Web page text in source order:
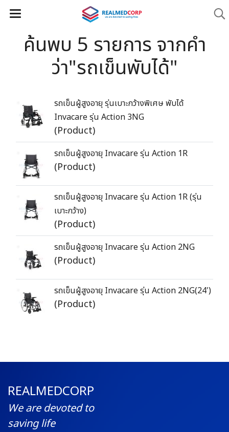
ค้นพบ 5 รายการ จากคำ
ว่า"รถเข็นพับได้"
รถเข็นผู้สูงอายุ รุ่นเบาะกว้างพิเศษ พับได้
Invacare รุ่น Action 3NG
(Product)
รถเข็นผู้สูงอายุ Invacare รุ่น Action 1R
(Product)
รถเข็นผู้สูงอายุ Invacare รุ่น Action 1R (รุ่น
เบาะกว้าง)
(Product)
รถเข็นผู้สูงอายุ Invacare รุ่น Action 2NG
(Product)
รถเข็นผู้สูงอายุ Invacare รุ่น Action 2NG(24')
(Product)
REALMEDCORP
We are devoted to
saving life